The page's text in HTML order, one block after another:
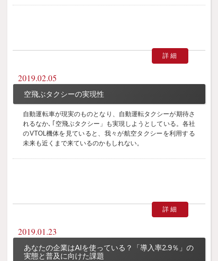
詳細
2019.02.05
空飛ぶタクシーの実現性
自動運転車が現実のものとなり、自動運転タクシーが期待さ
れるなか､｢空飛ぶタクシー」も実現しようとしている。各社
のVTOL機体を見ていると、我々が航空タクシーを利用する
未来も近くまで来ているのかもしれない。
詳細
2019.01.23
あなたの企業はAIを使っている？「導入率2.9％」の
実態と普及に向けた課題